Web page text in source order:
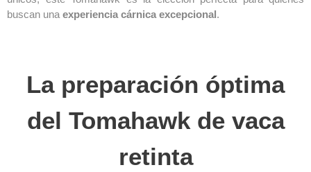
buscan una experiencia cárnica excepcional.
La preparación óptima
del Tomahawk de vaca
retinta